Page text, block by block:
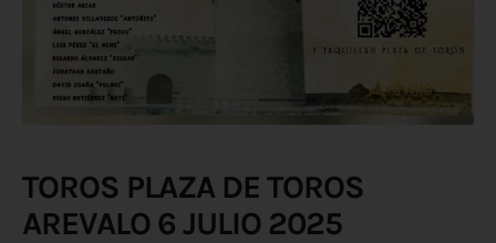
TOROS PLAZA DE TOROS
AREVALO 6 JULIO 2025